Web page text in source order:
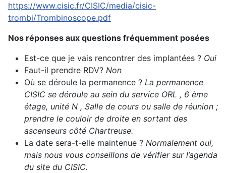
https://www.cisic.fr/CISIC/media/cisic-
trombi/Trombinoscope.pdf
Nos réponses aux questions fréquemment posées
Est-ce que je vais rencontrer des implantées ? Oui
Faut-il prendre RDV? Non
Où se déroule la permanence ? La permanence
CISIC se déroule au sein du service ORL , 6 ème
étage, unité N , Salle de cours ou salle de réunion ;
prendre le couloir de droite en sortant des
ascenseurs côté Chartreuse.
La date sera-t-elle maintenue ? Normalement oui,
mais nous vous conseillons de vérifier sur l’agenda
du site du CISIC.